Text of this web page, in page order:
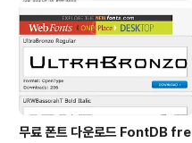
무료 폰트 다운로드 FontDB fre